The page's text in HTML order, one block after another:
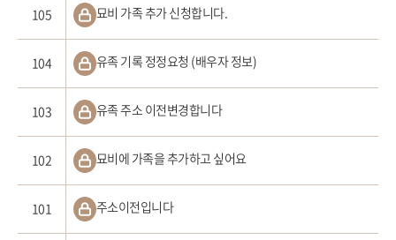
105 묘비 가족 추가 신청합니다.
104 유족 기록 정정요청 (배우자 정보)
103 유족 주소 이전변경합니다
102 묘비에 가족을 추가하고 싶어요
101 주소이전입니다